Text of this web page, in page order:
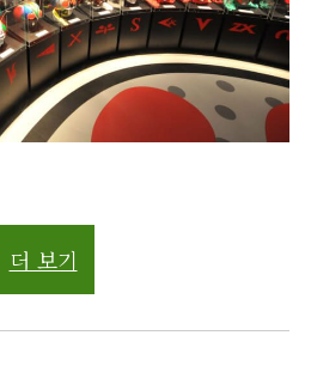
더 보기